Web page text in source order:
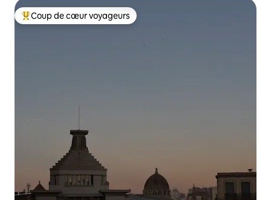
Coups de cœur voyageurs les plus appréciés
Coup de cœur voyageurs